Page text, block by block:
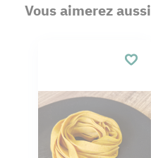
Vous aimerez aussi